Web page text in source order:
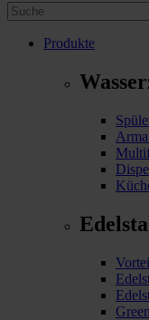
Produkte